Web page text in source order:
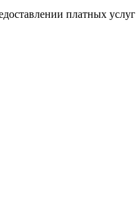
платных услуг